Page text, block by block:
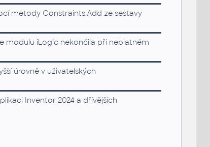
metody Constraints.Add ze sestavy
modulu iLogic nekončila při neplatném
úrovně v uživatelských
Inventor 2024 a dřívějších